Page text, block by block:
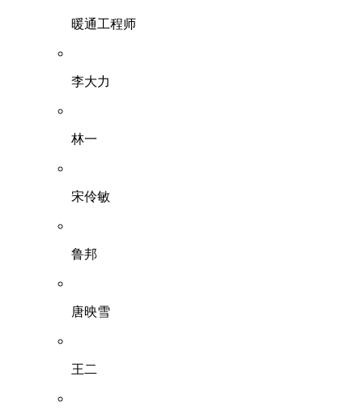
暖通工程师
李大力
林一
宋伶敏
鲁邦
唐映雪
王二